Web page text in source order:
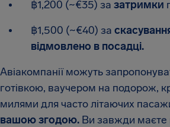
฿1,200 (~€35) за затримки
฿1,500 (~€40) за
відмовлено в посадці.
Авіакомпанії можуть
готівкою, ваучером на подорож,
милями для часто літаючих
вашою згодою. Ви завжди маєте